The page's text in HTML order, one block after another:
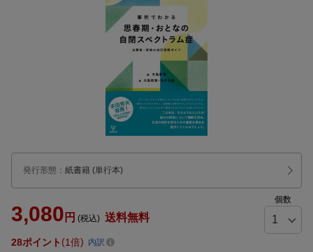
発行形態 ： 紙書籍 (単行本)
3,080 円 (税込) 送料無料
個数
28ポイント 1倍 内訳